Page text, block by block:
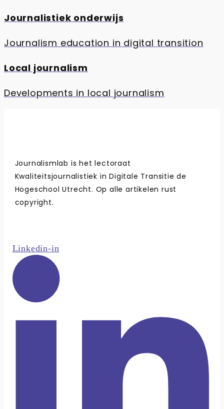
Journalistiek onderwijs
Journalism education in digital transition
Local journalism
Developments in local journalism
Journalismlab is het lectoraat
Kwaliteitsjournalistiek in Digitale Transitie de
Hogeschool Utrecht. Op alle artikelen rust
copyright.
Linkedin-in